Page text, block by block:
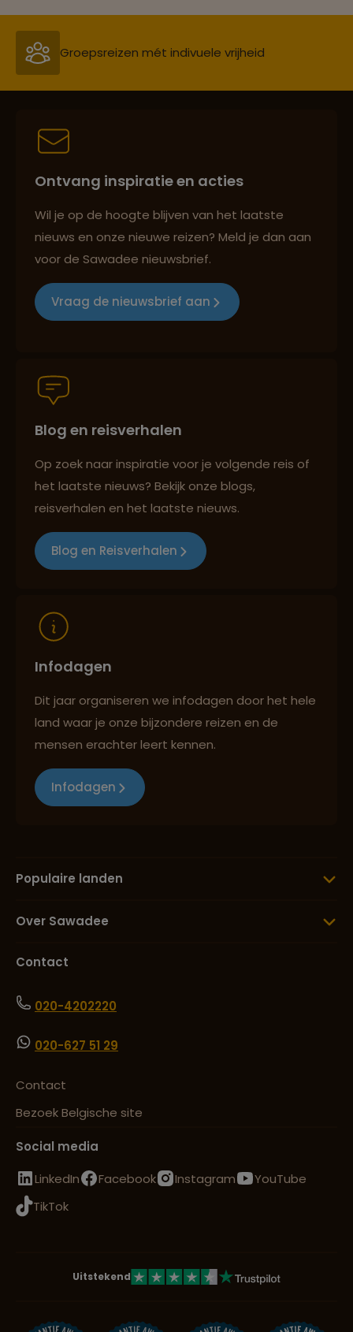
Groepsreizen mét indivuele vrijheid
Persoonlijk en deskundig reisadvies
Reizen met oog voor mens, cultuur en milieu
Persoonlijk en deskundig reisadvies
Best beoordeelde reisroutes
Ontvang inspiratie en acties
Wil je op de hoogte blijven van het laatste
nieuws en onze nieuwe reizen? Meld je dan aan
voor de Sawadee nieuwsbrief.
Vraag de nieuwsbrief aan
Blog en reisverhalen
Op zoek naar inspiratie voor je volgende reis of
het laatste nieuws? Bekijk onze blogs,
reisverhalen en het laatste nieuws.
Blog en Reisverhalen
Infodagen
Dit jaar organiseren we infodagen door het hele
land waar je onze bijzondere reizen en de
mensen erachter leert kennen.
Infodagen
Populaire landen
Over Sawadee
Contact
020-4202220
020-627 51 29
Contact
Bezoek Belgische site
Social media
LinkedIn
Facebook Instagram
YouTube
TikTok
Uitstekend